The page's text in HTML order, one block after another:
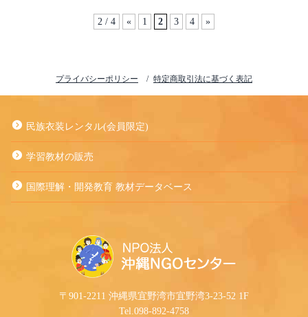
2 / 4 « 1 2 3 4 »
プライバシーポリシー 特定商取引法に基づく表記
民族衣装レンタル(会員限定)
学習教材の販売
国際理解・開発教育 教材データベース
〒901-2211 沖縄県宜野湾市宜野湾3-23-52 1F
Tel.098-892-4758